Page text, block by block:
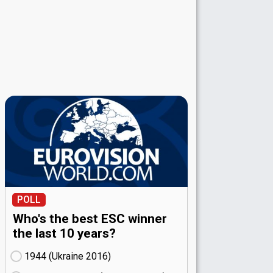
POLL
Who's the best ESC winner
the last 10 years?
1944 (Ukraine
16)